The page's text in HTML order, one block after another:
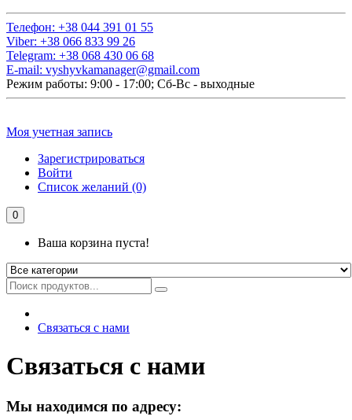
Телефон: +38 044 391 01 55
Viber: +38 066 833 99 26
Telegram: +38 068 430 06 68
E-mail: vyshyvkamanager@gmail.com
Режим работы: 9:00 - 17:00; Сб-Вс - выходные
Моя учетная запись
Зарегистрироваться
Войти
Список желаний (0)
0
Ваша корзина пуста!
Связаться с нами
Связаться с нами
Мы находимся по адресу: